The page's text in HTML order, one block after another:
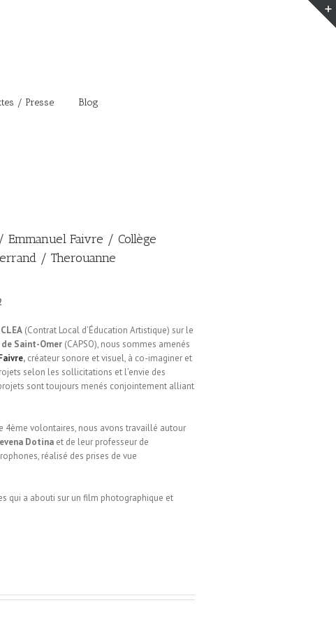
/ Presse Blog
Emmanuel Faivre / Collège
/ Therouanne
CLEA (Contrat Local d’Éducation Artistique) sur le
de Saint-Omer (CAPSO), nous sommes amenés
, créateur sonore et visuel, à co-imaginer et
selon les sollicitations et l’envie des
sont toujours menés conjointement alliant
4ème volontaires, nous avons travaillé autour
Dotina et de leur professeur de
réalisé des prises de vue
qui a abouti sur un film photographique et